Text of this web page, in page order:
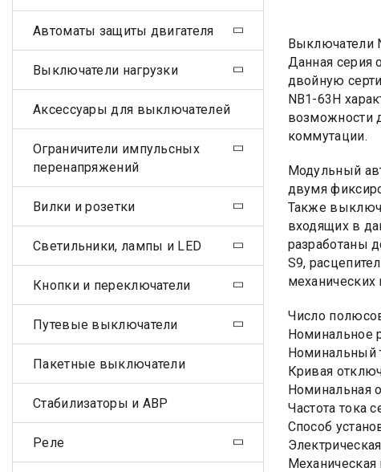
Выключатели
Данная серия
двойную
NB1-63H
возможности
коммутации.
Модульный
двумя
Также
входящих в
разработаны
S9,
Число
Номинальное
Номинальный
Кривая
Номинальная
Частота тока
Способ
Механическая
Автоматы защиты двигателя
Выключатели нагрузки
Аксессуары для выключателей
Ограничители импульсных
перенапряжений
Вилки и розетки
Светильники, лампы и LED
Кнопки и переключатели
Путевые выключатели
Пакетные выключатели
Стабилизаторы и АВР
Реле